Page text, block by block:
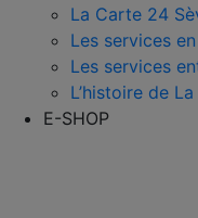
La Carte 24
Les services
Les services
L’histoire de
E-SHOP